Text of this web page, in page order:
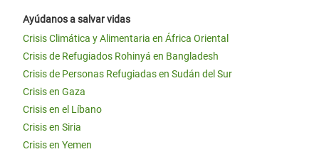
Ayúdanos a salvar vidas
Crisis Climática y Alimentaria en África Oriental
Crisis de Refugiados Rohinyá en Bangladesh
Crisis de Personas Refugiadas en Sudán del Sur
Crisis en Gaza
Crisis en el Líbano
Crisis en Siria
Crisis en Yemen